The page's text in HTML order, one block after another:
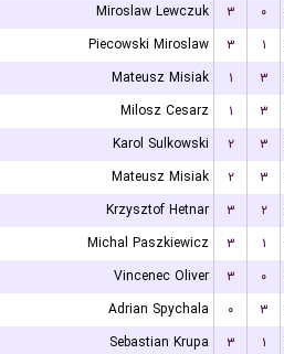
Miroslaw Lewczuk
۳ ۰
Piecowski Miroslaw
۳ ۱
Mateusz Misiak
۱ ۳
Milosz Cesarz
۱ ۳
Karol Sulkowski
۲ ۳
Mateusz Misiak
۲ ۳
Krzysztof Hetnar
۳ ۲
Michal Paszkiewicz
۳ ۱
Vincenec Oliver
۳ ۰
Adrian Spychala
۰ ۳
Sebastian Krupa
۳ ۱